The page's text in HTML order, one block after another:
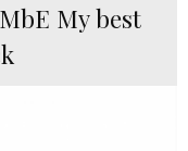
My best